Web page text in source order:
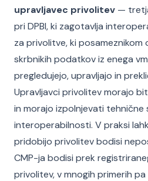
upravljavec privolitev —
pri DPBI, ki zagotavlja
za privolitve, ki
skrbnikih podatkov iz enega
pregledujejo, upravljajo in
Upravljavci privolitev morajo
in morajo izpolnjevati tehnične
interoperabilnosti. V praksi
pridobijo privolitev bodisi
CMP-ja bodisi prek
privolitev, v mnogih primerih